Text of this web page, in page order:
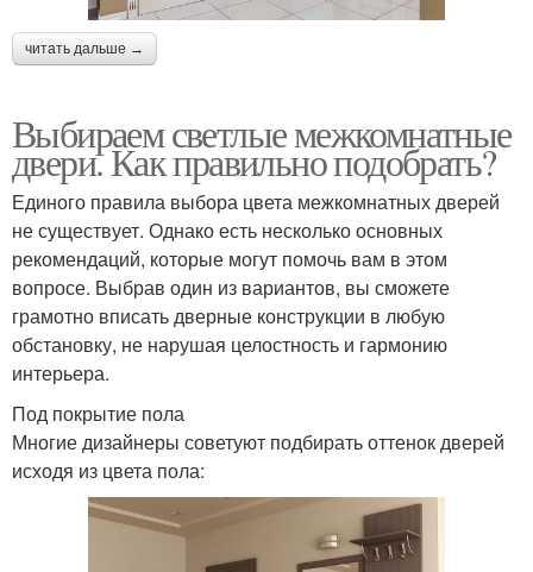
читать дальше →
Выбираем светлые межкомнатные
двери. Как правильно подобрать?
Единого правила выбора цвета межкомнатных дверей
не существует. Однако есть несколько основных
рекомендаций, которые могут помочь вам в этом
вопросе. Выбрав один из вариантов, вы сможете
грамотно вписать дверные конструкции в любую
обстановку, не нарушая целостность и гармонию
интерьера.
Под покрытие пола
Многие дизайнеры советуют подбирать оттенок дверей
исходя из цвета пола: